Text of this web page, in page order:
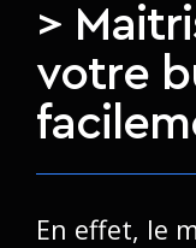
>
votre
En effet, le